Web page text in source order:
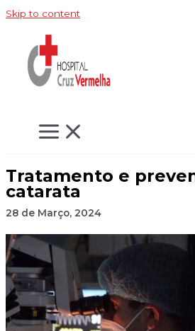
Skip to content
Tratamento e
catarata
28 de Março, 2024